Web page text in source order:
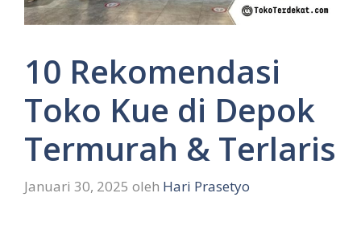
10 Rekomendasi
Toko Kue di Depok
Termurah & Terlaris
Januari 30, 2025 oleh Hari Prasetyo